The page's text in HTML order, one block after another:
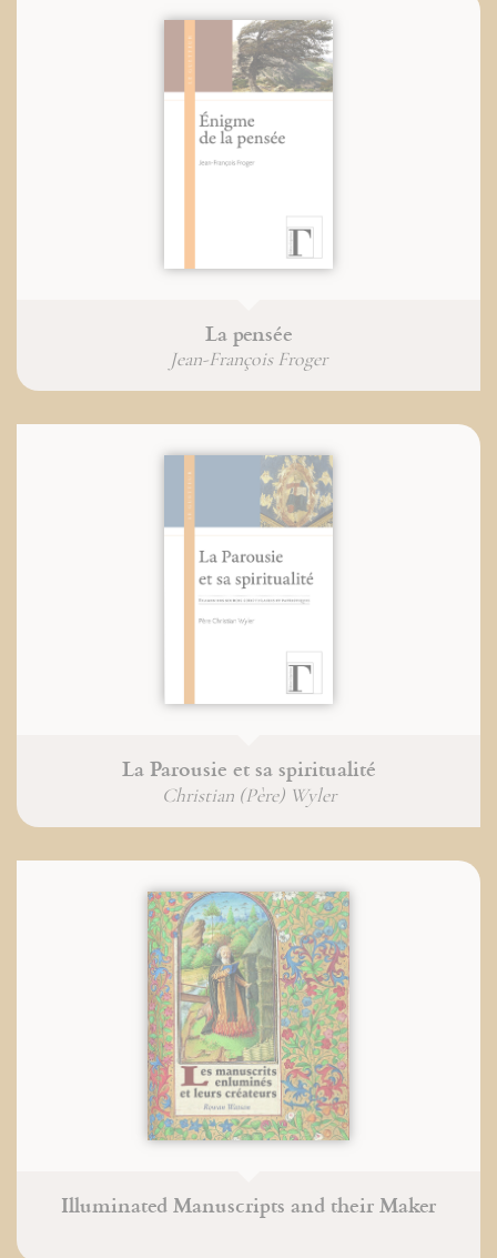
La pensée
Jean-François Froger
La Parousie et sa spiritualité
Christian (Père) Wyler
Illuminated Manuscripts and their Maker